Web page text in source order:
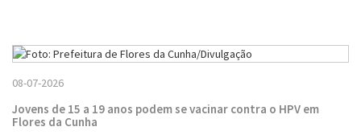
08-07-2026
Jovens de 15 a 19 anos podem se vacinar contra o HPV em
Flores da Cunha